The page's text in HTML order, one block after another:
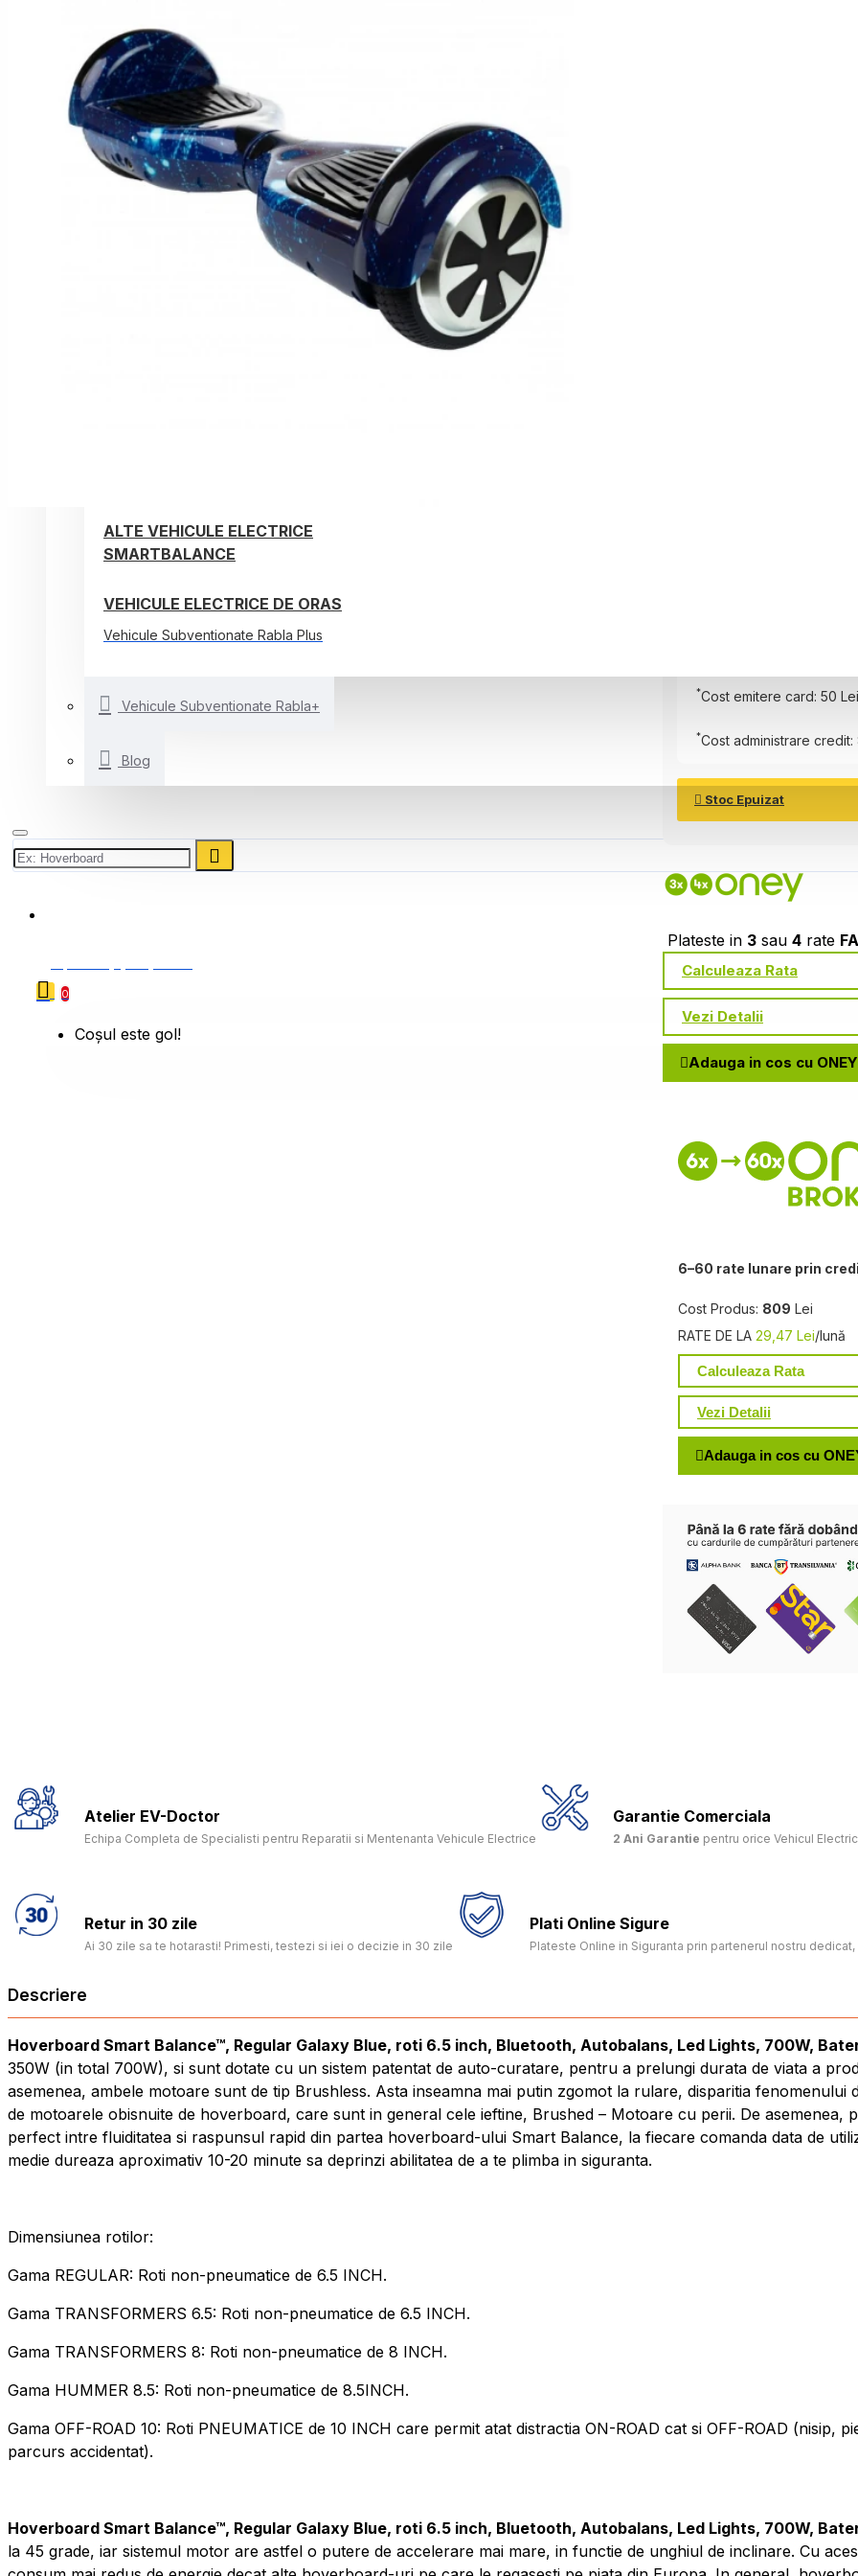
SCUTERE ELECTRICE
Moped/Harley Electric
Scutere Horwin
Motociclete Gowow
Motociclete Sur-Ron
ALTE VEHICULE ELECTRICE
SMARTBALANCE
VEHICULE ELECTRICE DE ORAS
Vehicule Subventionate Rabla Plus
Vehicule Subventionate Rabla+
Blog
0
Coșul este gol!
*Cost emitere card: 50 Lei
*Cost administrare credit:
Stoc Epuizat
Plateste in 3 sau 4 rate
Calculeaza Rata
Vezi Detalii
Adauga in cos cu ONEY
6–60 rate lunare prin
Cost Produs: 809 Lei
RATE DE LA 29,47 Lei/lună
Calculeaza Rata
Vezi Detalii
Adauga in cos cu
Atelier EV-Doctor
Echipa Completa de Specialisti pentru Reparatii si Mentenanta Vehicule Electrice
Garantie Comerciala
2 Ani Garantie pentru orice Vehicul
Retur in 30 zile
Ai 30 zile sa te hotarasti! Primesti, testezi si iei o decizie in 30 zile
Plati Online Sigure
Plateste Online in Siguranta prin partenerul nostru
Descriere
Hoverboard Smart Balance™, Regular Galaxy Blue, roti 6.5 inch, Bluetooth, Autobalans, Led Lights, 700W,
350W (in total 700W), si sunt dotate cu un sistem patentat de auto-curatare, pentru a prelungi durata de viata a
asemenea, ambele motoare sunt de tip Brushless. Asta inseamna mai putin zgomot la rulare, disparitia
de motoarele obisnuite de hoverboard, care sunt in general cele ieftine, Brushed – Motoare cu perii. De
perfect intre fluiditatea si raspunsul rapid din partea hoverboard-ului Smart Balance, la fiecare comanda data de
medie dureaza aproximativ 10-20 minute sa deprinzi abilitatea de a te plimba in siguranta.
Dimensiunea rotilor:
Gama REGULAR: Roti non-pneumatice de 6.5 INCH.
Gama TRANSFORMERS 6.5: Roti non-pneumatice de 6.5 INCH.
Gama TRANSFORMERS 8: Roti non-pneumatice de 8 INCH.
Gama HUMMER 8.5: Roti non-pneumatice de 8.5INCH.
Gama OFF-ROAD 10: Roti PNEUMATICE de 10 INCH care permit atat distractia ON-ROAD cat si OFF-ROAD (nisip,
parcurs accidentat).
Hoverboard Smart Balance™, Regular Galaxy Blue, roti 6.5 inch, Bluetooth, Autobalans, Led Lights, 700W,
la 45 grade, iar sistemul motor are astfel o putere de accelerare mai mare, in functie de unghiul de inclinare. Cu